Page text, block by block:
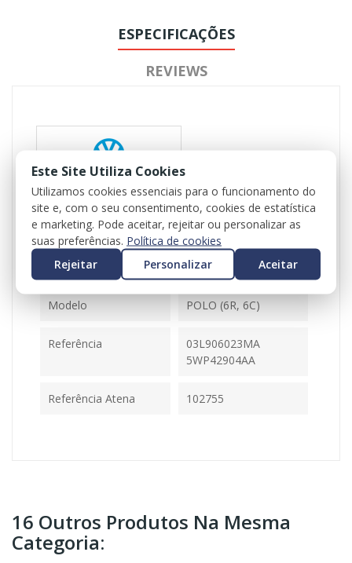
ESPECIFICAÇÕES
REVIEWS
Referência 102755
Disponível 1 Item
Ficha Informativa
Modelo POLO (6R, 6C)
Referência
03L906023MA
5WP42904AA
Referência Atena 102755
16 Outros Produtos Na Mesma
Categoria:
Este Site Utiliza Cookies
Utilizamos cookies essenciais para o funcionamento do
site e, com o seu consentimento, cookies de estatística
e marketing. Pode aceitar, rejeitar ou personalizar as
suas preferências. Política de cookies
Rejeitar
Personalizar Aceitar